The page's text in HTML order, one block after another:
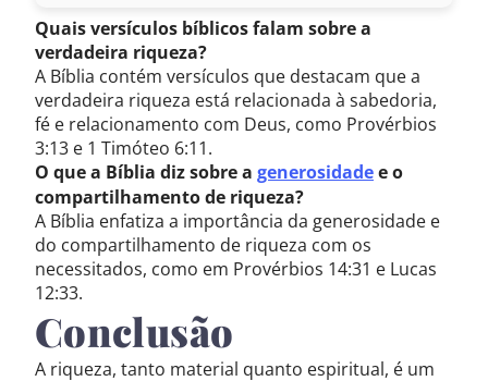
Quais versículos bíblicos falam sobre a
verdadeira riqueza?
A Bíblia contém versículos que destacam que a
verdadeira riqueza está relacionada à sabedoria,
fé e relacionamento com Deus, como Provérbios
3:13 e 1 Timóteo 6:11.
O que a Bíblia diz sobre a generosidadee o
compartilhamento de riqueza?
A Bíblia enfatiza a importância da generosidade e
do compartilhamento de riqueza com os
necessitados, como em Provérbios 14:31 e Lucas
12:33.
Conclusão
A riqueza, tanto material quanto espiritual, é um